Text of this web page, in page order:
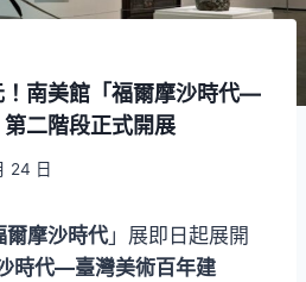
！南美館「福爾摩沙時代—
二階段正式開展
24 日
爾摩沙時代」展即日起展開
時代—臺灣美術百年建